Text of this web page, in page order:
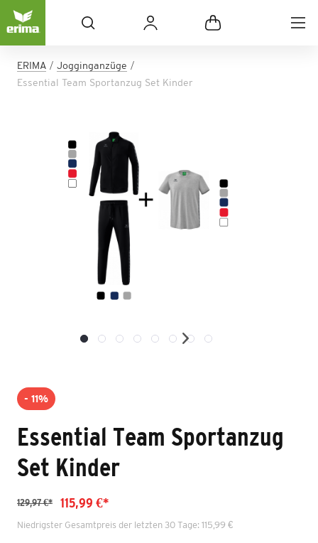
ERIMA
Jogginganzüge
Essential Team Sportanzug Set Kinder
- 11%
Essential Team Sportanzug
Set Kinder
129,97 €* 115,99 €*
Niedrigster Gesamtpreis der letzten 30 Tage: 115,99 €